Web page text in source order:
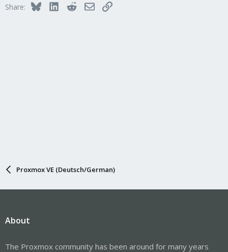
Share: BlueskyLinkedInRedditEmailLink
Proxmox VE (Deutsch/German)
About
The Proxmox community has been around for many years